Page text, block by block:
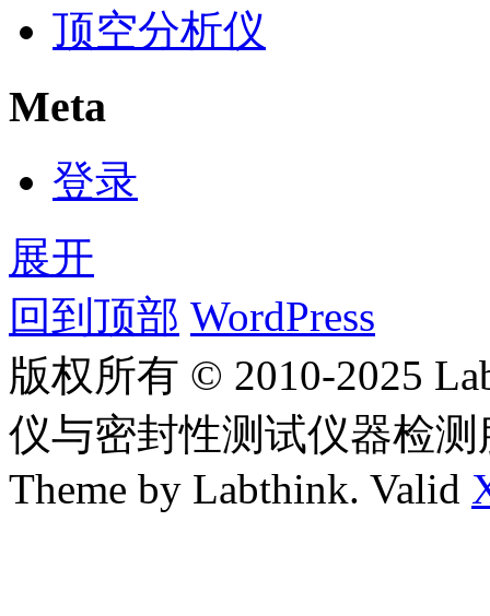
顶空分析仪
Meta
登录
展开
回到顶部 WordPress
版权所有 © 2010-2025
仪与密封性测试仪器检
Theme by Labthink. Valid